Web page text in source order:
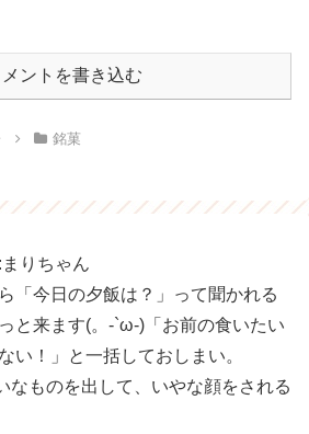
メントを書き込む
銘菓
りちゃん
「今日の夕飯は？」って聞かれる
と来ます(。-`ω-)「お前の食いたい
い！」と一括しておしまい。
なものを出して、いやな顔をされる